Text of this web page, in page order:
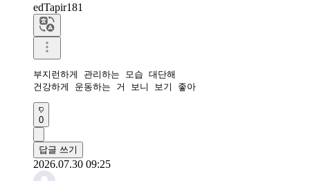
edTapir181
부지런하게 관리하는 모습 대단해
건강하게 운동하는 거 보니 보기 좋아
0
답글 쓰기
2026.07.30 09:25